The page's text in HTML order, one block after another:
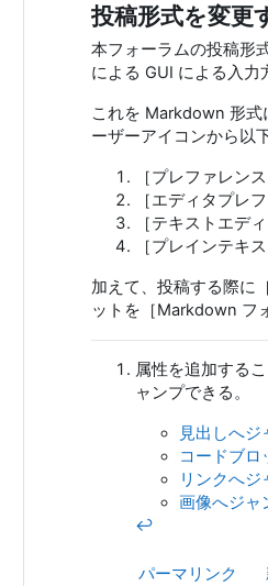
投稿形式を変更
本フォーラムの投稿形
による GUI による入力
これを Markdown 形
ーザーアイコンから以
［プレファレンス
［エディタプレ
［テキストエディ
［プレインテキ
加えて、投稿する際に
ットを［Markdown フ
属性を追加する
ャンプできる。
見出しへジ
コードブロ
リンクへジ
画像へジャ
↩︎
パーマリンク